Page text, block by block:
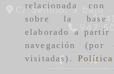
relacionada con
sobre la
elaborado a partir
navegación (por
visitadas).
C/ Sendín, 3 bajo
,
947